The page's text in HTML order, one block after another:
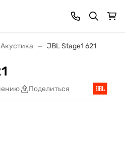
Акустика JBL Stage1 621
Поделиться